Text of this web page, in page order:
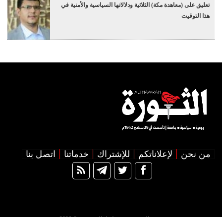
تعليق على (معاهدة مكة) الثلاثية ودلالاتها السياسية والأمنية في
هذا التوقيت
من نحن لإعلاناتكم للإشتراك خدماتنا اتصل بنا